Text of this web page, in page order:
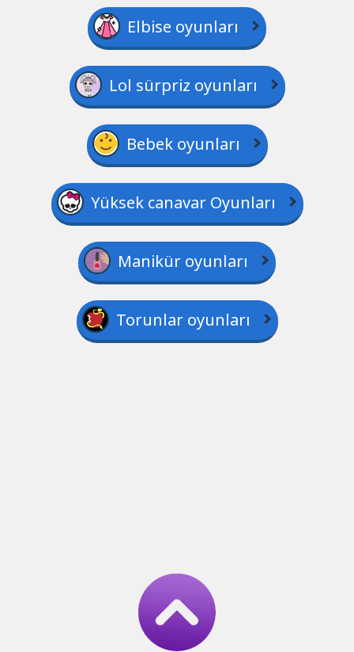
Elbise oyunları
Lol sürpriz oyunları
Bebek oyunları
Yüksek canavar Oyunları
Manikür oyunları
Torunlar oyunları